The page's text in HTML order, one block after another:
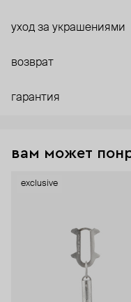
уход за украшениями
возврат
гарантия
вам может
exclusive